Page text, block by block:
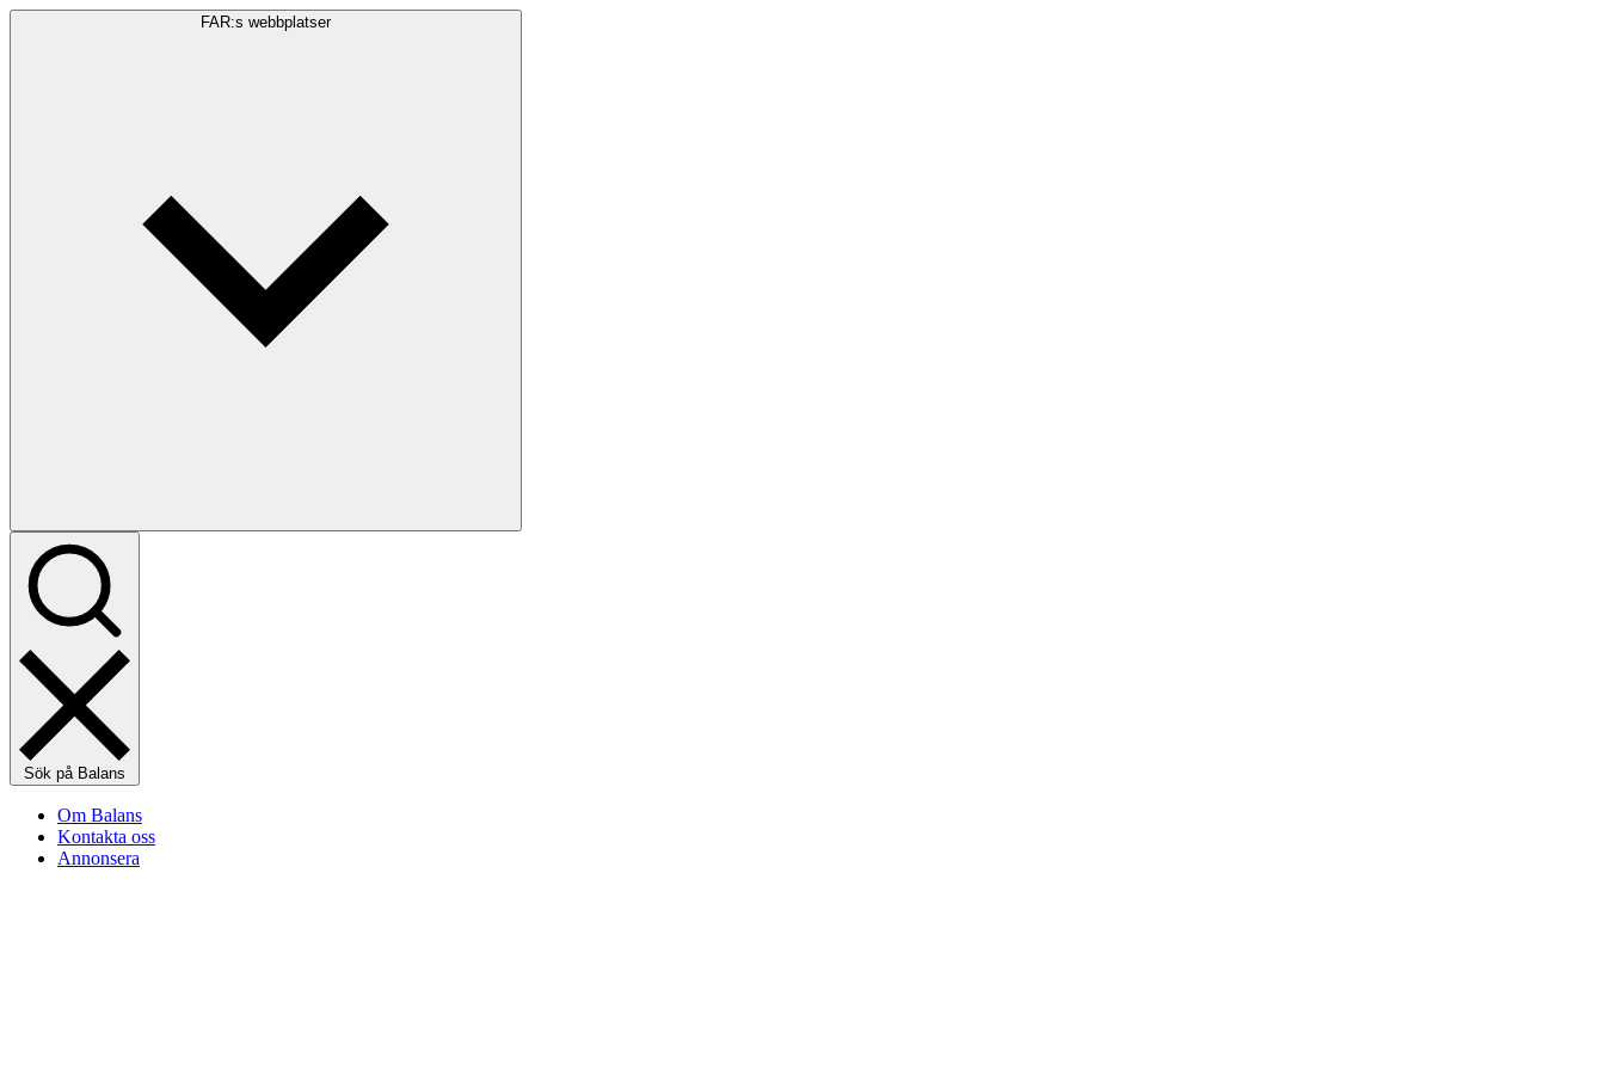
FAR:s webbplatser
Sök på Balans
Om Balans
Kontakta oss
Annonsera